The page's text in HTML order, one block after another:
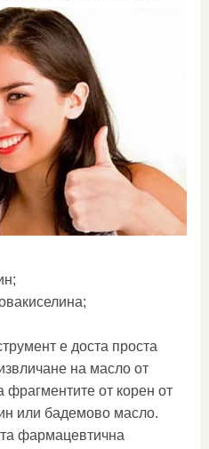
е доста проста
на масло от
фрагментите от корен от
или бадемово масло.
фармацевтична